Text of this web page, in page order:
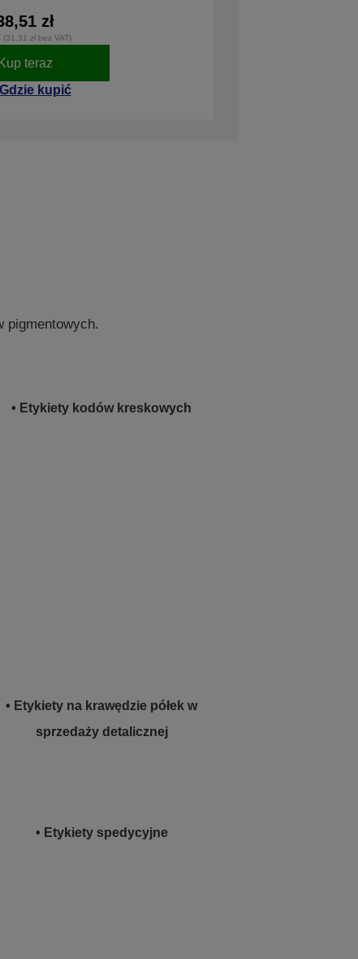
zł
(31,31 zł bez VAT)
Kup teraz
Gdzie kupić
pigmentowych.
• Etykiety kodów kreskowych
• Etykiety na krawędzie półek w
sprzedaży detalicznej
• Etykiety spedycyjne